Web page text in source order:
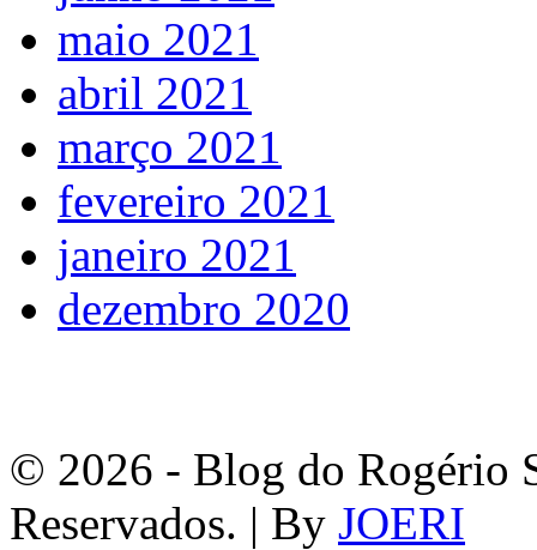
maio 2021
abril 2021
março 2021
fevereiro 2021
janeiro 2021
dezembro 2020
© 2026 - Blog do Rogério
Reservados. | By JOERI